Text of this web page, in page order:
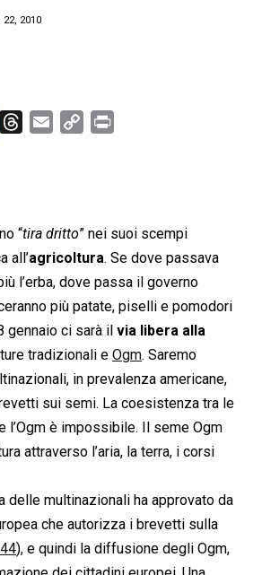
22, 2010
d
s
n
k
“tira dritto” nei suoi scempi
all’agricoltura. Se dove passava
l’erba, dove passa il governo
più patate, piselli e pomodori
gennaio ci sarà il via libera alla
tradizionali e Ogm. Saremo
in prevalenza americane,
sui semi. La coesistenza tra le
l’Ogm è impossibile. Il seme Ogm
attraverso l’aria, la terra, i corsi
delle multinazionali ha approvato da
che autorizza i brevetti sulla
), e quindi la diffusione degli Ogm,